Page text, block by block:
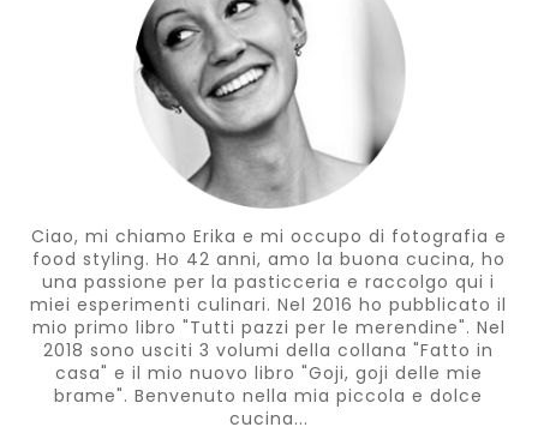
Ciao, mi chiamo Erika e mi occupo di fotografia e
food styling. Ho 42 anni, amo la buona cucina, ho
una passione per la pasticceria e raccolgo qui i
miei esperimenti culinari. Nel 2016 ho pubblicato il
mio primo libro "Tutti pazzi per le merendine". Nel
2018 sono usciti 3 volumi della collana "Fatto in
casa" e il mio nuovo libro "Goji, goji delle mie
brame". Benvenuto nella mia piccola e dolce
cucina...